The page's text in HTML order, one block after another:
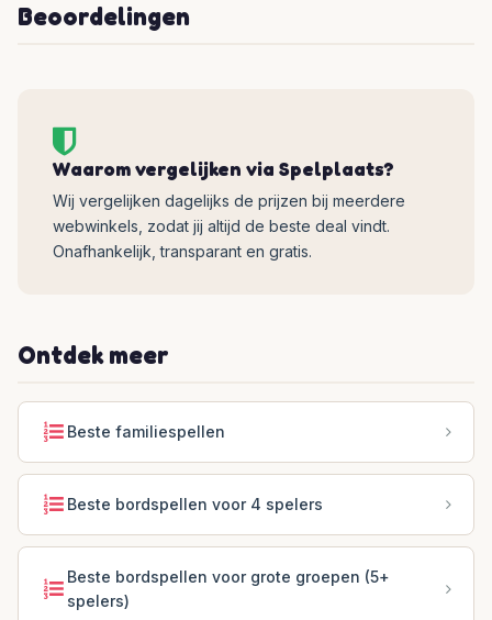
Beoordelingen
Waarom vergelijken via Spelplaats?
Wij vergelijken dagelijks de prijzen bij meerdere
webwinkels, zodat jij altijd de beste deal vindt.
Onafhankelijk, transparant en gratis.
Ontdek meer
Beste familiespellen
Beste bordspellen voor 4 spelers
Beste bordspellen voor grote groepen (5+
spelers)